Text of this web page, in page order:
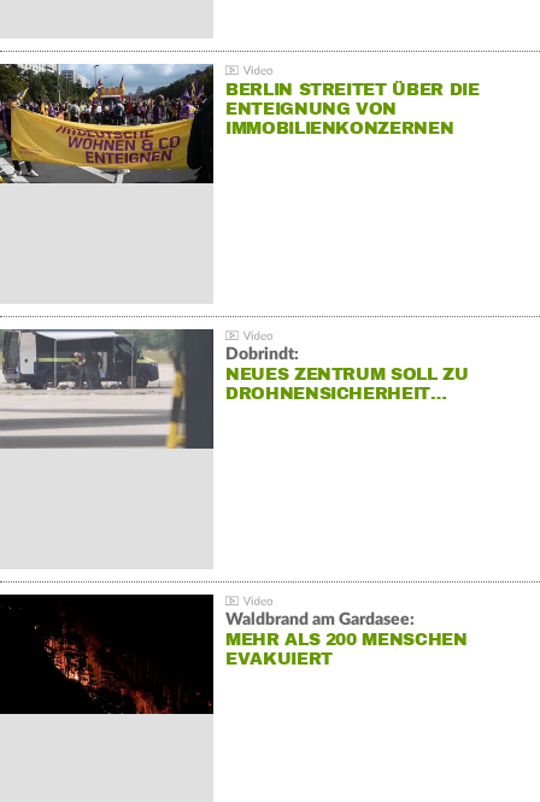
BERLIN STREITET ÜBER DIE
ENTEIGNUNG VON
IMMOBILIENKONZERNEN
Dobrindt:
NEUES ZENTRUM SOLL ZU
DROHNENSICHERHEIT…
Waldbrand am Gardasee:
MEHR ALS 200 MENSCHEN
EVAKUIERT